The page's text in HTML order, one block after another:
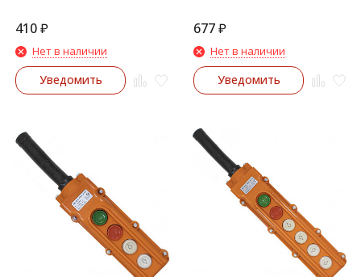
410₽
Нет в наличии
Уведомить
677₽
Нет в наличии
Уведомить